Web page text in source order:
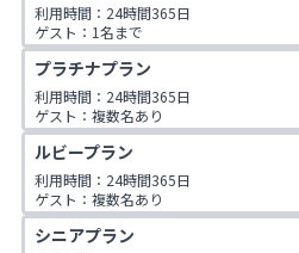
利用時間：24時間365日
ゲスト：1名まで
プラチナプラン
利用時間：24時間365日
ゲスト：複数名あり
1日2コマ予約可
ルビープラン
利用時間：24時間365日
ゲスト：複数名あり
1日3コマ予約可
シニアプラン